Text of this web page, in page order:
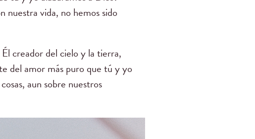
nuestra vida, no hemos sido
creador del cielo y la tierra,
del amor más puro que tú y yo
aun sobre nuestros